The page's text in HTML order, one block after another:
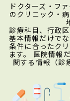
ドクターズ・フ
のクリニック・
診療科目、行政
基本情報だけで
条件に合ったク
ます。 医院情報
関する情報（診